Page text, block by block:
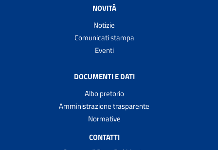
NOVITÀ
Notizie
Comunicati stampa
Eventi
DOCUMENTI E DATI
Albo pretorio
Amministrazione trasparente
Normative
CONTATTI